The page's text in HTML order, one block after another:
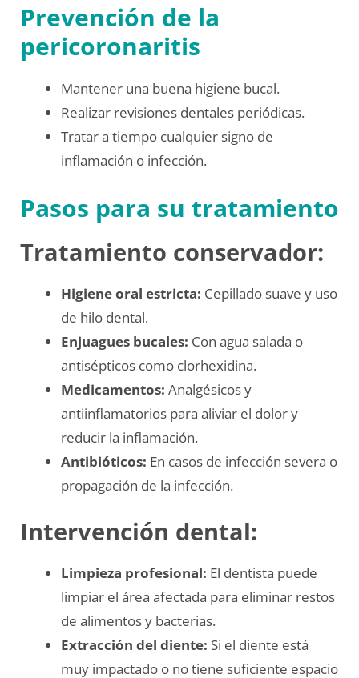
Prevención de la
pericoronaritis
Mantener una buena higiene bucal.
Realizar revisiones dentales periódicas.
Tratar a tiempo cualquier signo de
inflamación o infección.
Pasos para su tratamiento
Tratamiento conservador:
Higiene oral estricta: Cepillado suave y uso
de hilo dental.
Enjuagues bucales: Con agua salada o
antisépticos como clorhexidina.
Medicamentos: Analgésicos y
antiinflamatorios para aliviar el dolor y
reducir la inflamación.
Antibióticos: En casos de infección severa o
propagación de la infección.
Intervención dental:
Limpieza profesional: El dentista puede
limpiar el área afectada para eliminar restos
de alimentos y bacterias.
Extracción del diente: Si el diente está
muy impactado o no tiene suficiente espacio